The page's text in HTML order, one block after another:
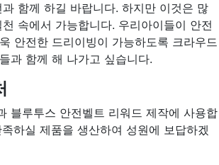
함께 하길 바랍니다. 하지만 이것은 많
속에서 가능합니다. 우리아이들이 안전
안전한 드리이빙이 가능하도록 크라우드
과 함께 해 나가고 싶습니다.
블루투스 안전벨트 리워드 제작에 사용합
하실 제품을 생산하여 성원에 보답하겠